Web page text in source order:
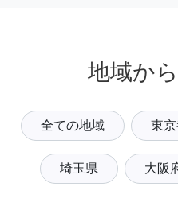
地域か
全ての地域 東
埼玉県 大阪